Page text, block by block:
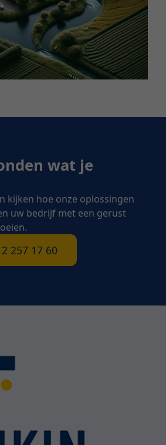
wat je
kijken hoe onze oplossingen
uw bedrijf met een gerust
257 17 60